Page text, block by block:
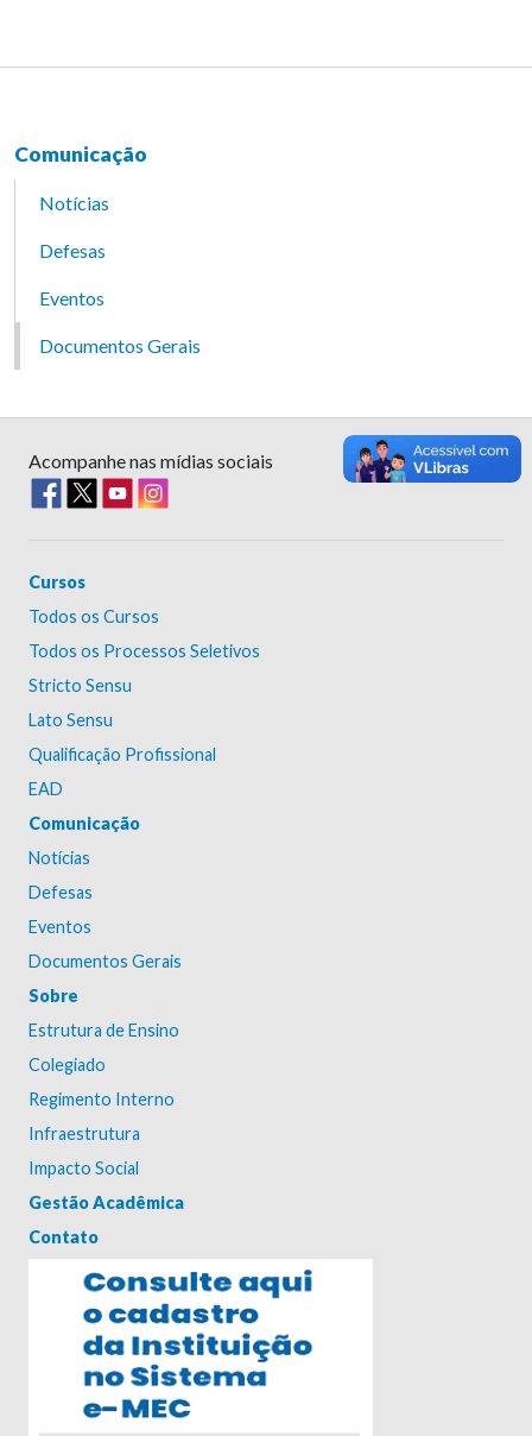
Comunicação
Notícias
Defesas
Eventos
Documentos Gerais
Acompanhe nas mídias sociais
Cursos
Todos os Cursos
Todos os Processos Seletivos
Stricto Sensu
Lato Sensu
Qualificação Profissional
EAD
Comunicação
Notícias
Defesas
Eventos
Documentos Gerais
Sobre
Estrutura de Ensino
Colegiado
Regimento Interno
Infraestrutura
Impacto Social
Gestão Acadêmica
Contato